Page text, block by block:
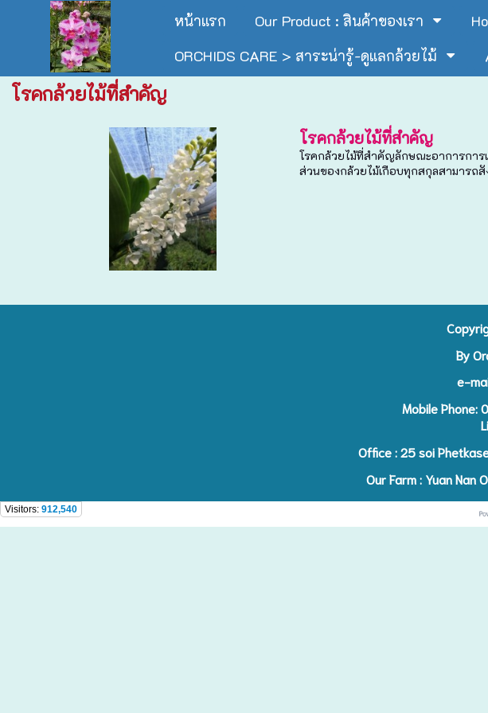
หน้าแรก Our Product : สินค้าของเรา
ORCHIDS CARE > สาระน่ารู้-ดูแลกล้วยไม้
โรคกล้วยไม้ที่สำคัญ
โรคกล้วยไม้ที่สำคัญ
โรคกล้วยไม้ที่สำคัญลักษณะอาการการ
ส่วนของกล้วยไม้เกือบทุกสกุลสามารถสั
By
e-
Mobile
Office : 25 soi
Our Farm : Yuan Nan
Visitors: 912,540